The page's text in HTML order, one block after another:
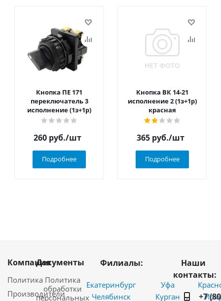
Кнопка ПЕ 171
переключатель 3
исполнение (1з+1р)
260 руб./шт
Подробнее
Кнопка ВК 14-21
исполнение 2 (1з+1р)
красная
365 руб./шт
Подробнее
Компания
Политика
Производители
Документы
Политика
обработки
персональных
Филиалы:
Екатеринбург
Челябинск
Уфа
Курган
Наши
контакты:
+7